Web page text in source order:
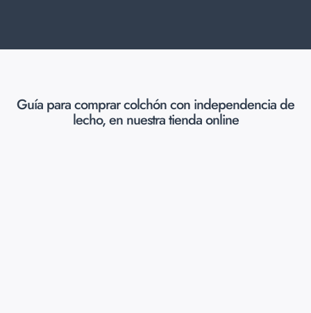
Guía para comprar colchón con independencia de
lecho, en nuestra tienda online